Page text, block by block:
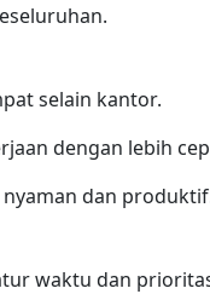
selain kantor.
dengan lebih
dan
waktu dan